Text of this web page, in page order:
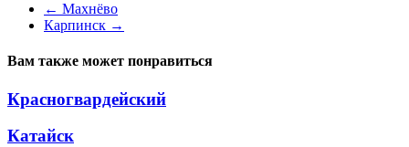
← Махнёво
Карпинск →
Вам также может понравиться
Красногвардейский
Катайск